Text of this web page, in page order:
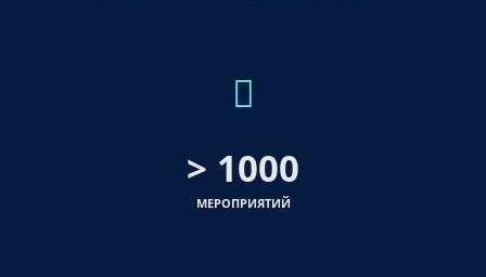
> 1000
МЕРОПРИЯТИЙ